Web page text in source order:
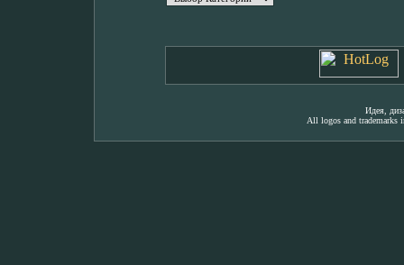
Идея,
All logos and trademarks